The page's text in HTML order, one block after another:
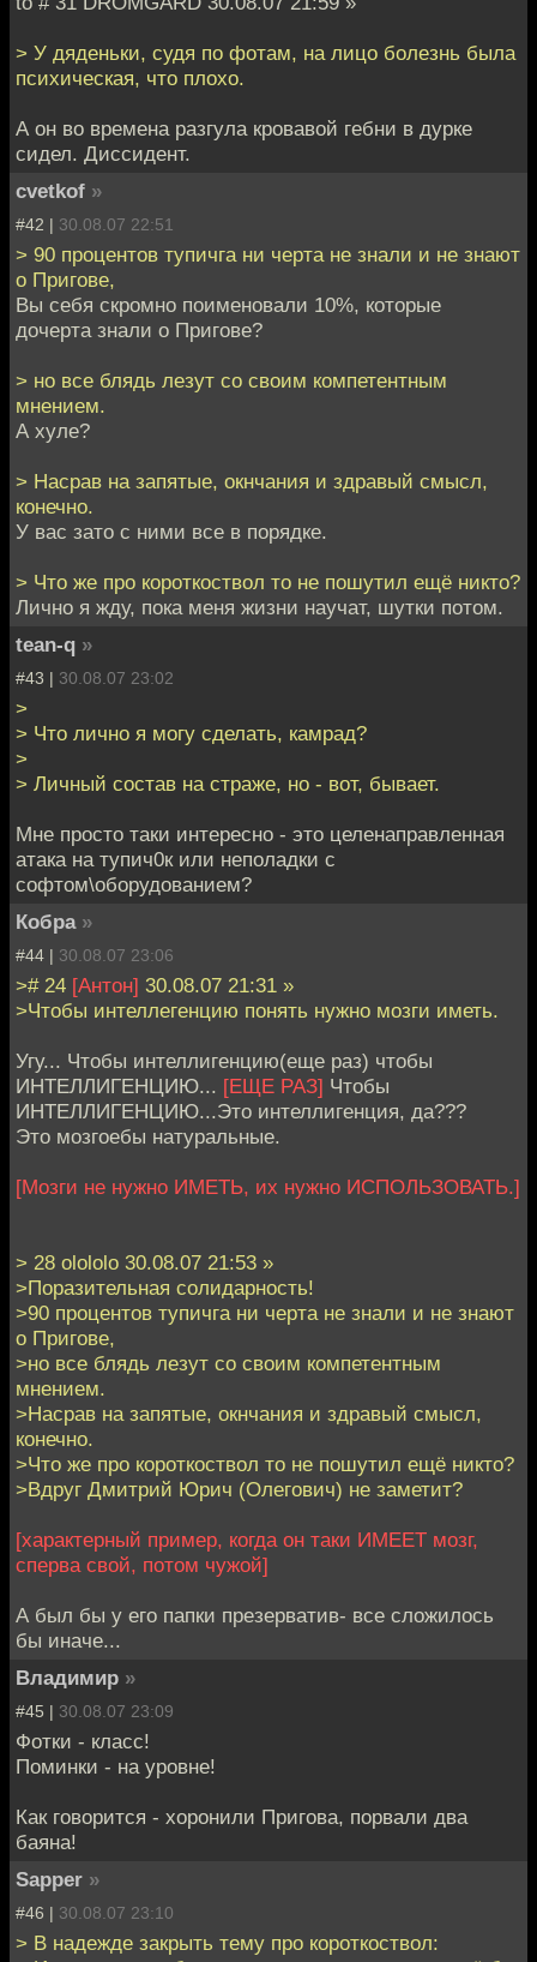
> У дяденьки, судя по фотам, на лицо болезнь была
психическая, что плохо.
А он во времена разгула кровавой гебни в дурке
сидел. Диссидент.
cvetkof »
#42 | 30.08.07 22:51
> 90 процентов тупичга ни черта не знали и не знают
о Пригове,
Вы себя скромно поименовали 10%, которые
дочерта знали о Пригове?
> но все блядь лезут со своим компетентным
мнением.
А хуле?
> Насрав на запятые, окнчания и здравый смысл,
конечно.
У вас зато с ними все в порядке.
> Что же про короткоствол то не пошутил ещё никто?
Лично я жду, пока меня жизни научат, шутки потом.
tean-q »
#43 | 30.08.07 23:02
>
> Что лично я могу сделать, камрад?
>
> Личный состав на страже, но - вот, бывает.
Мне просто таки интересно - это целенаправленная
атака на тупич0к или неполадки с
софтом\оборудованием?
Кобра »
#44 | 30.08.07 23:06
># 24 [Антон] 30.08.07 21:31 »
>Чтобы интеллегенцию понять нужно мозги иметь.
Угу... Чтобы интеллигенцию(еще раз) чтобы
ИНТЕЛЛИГЕНЦИЮ... [ЕЩЕ РАЗ] Чтобы
ИНТЕЛЛИГЕНЦИЮ...Это интеллигенция, да???
Это мозгоебы натуральные.
[Мозги не нужно ИМЕТЬ, их нужно ИСПОЛЬЗОВАТЬ.]
> 28 olololo 30.08.07 21:53 »
>Поразительная солидарность!
>90 процентов тупичга ни черта не знали и не знают
о Пригове,
>но все блядь лезут со своим компетентным
мнением.
>Насрав на запятые, окнчания и здравый смысл,
конечно.
>Что же про короткоствол то не пошутил ещё никто?
>Вдруг Дмитрий Юрич (Олегович) не заметит?
[характерный пример, когда он таки ИМЕЕТ мозг,
сперва свой, потом чужой]
А был бы у его папки презерватив- все сложилось
бы иначе...
Владимир »
#45 | 30.08.07 23:09
Фотки - класс!
Поминки - на уровне!
Как говорится - хоронили Пригова, порвали два
баяна!
Sapper »
#46 | 30.08.07 23:10
> В надежде закрыть тему про короткоствол: